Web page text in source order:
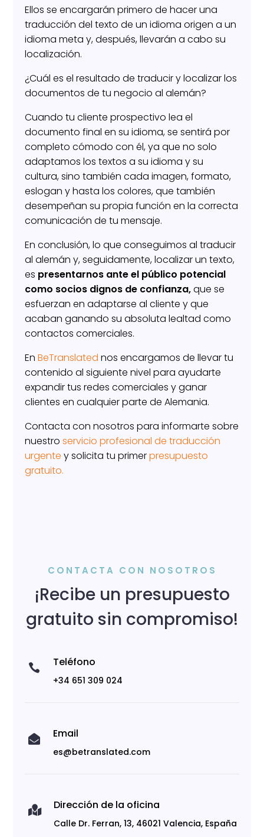
Ellos se encargarán primero de hacer una
traducción del texto de un idioma origen a un
idioma meta y, después, llevarán a cabo su
localización.
¿Cuál es el resultado de traducir y localizar los
documentos de tu negocio al alemán?
Cuando tu cliente prospectivo lea el
documento final en su idioma, se sentirá por
completo cómodo con él, ya que no solo
adaptamos los textos a su idioma y su
cultura, sino también cada imagen, formato,
eslogan y hasta los colores, que también
desempeñan su propia función en la correcta
comunicación de tu mensaje.
En conclusión, lo que conseguimos al traducir
al alemán y, seguidamente, localizar un texto,
es presentarnos ante el público potencial
como socios dignos de confianza,que se
esfuerzan en adaptarse al cliente y que
acaban ganando su absoluta lealtad como
contactos comerciales.
EnBeTranslated nos encargamos de llevar tu
contenido al siguiente nivel para ayudarte
expandir tus redes comerciales y ganar
clientes en cualquier parte de Alemania.
Contacta con nosotros para informarte sobre
nuestro servicio profesional de traducción
urgentey solicita tu primerpresupuesto
gratuito.
CONTACTA CON NOSOTROS
¡Recibe un presupuesto
gratuito sin compromiso!
 Teléfono
+34 651 309 024
 Email
es@betranslated.com
 Dirección de la oficina
Calle Dr. Ferran, 13, 46021 Valencia, España